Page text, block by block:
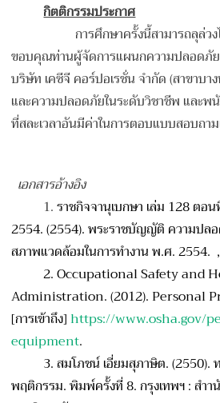
กิตติกรรมประกาศ
การศึกษาครั้งนี้สามารถลุล่ว
ขอบคุณท่านผู้จัดการแผนกความปลอดภั
บริษัท เคซีจี คอร์ปอเรชั่น จำกัด (สาขาบา
และความปลอดภัยในระดับวิชาชีพ และพ
ที่สละเวลาอันมีค่าในการตอบแบบสอบถา
เอกสารอ้างอิง
1.ราชกิจจานุเบกษา เล่ม 128 ตอ
2554. (2554). พระราชบัญญัติ ความปล
สภาพแวดล้อมในการทํางาน พ.ศ. 2554.
2.Occupational Safety and
Administration. (2012). Personal
[การเข้าถึง]https://www.osha.gov/
equipment.
3.สมโภชน์ เอี่ยมสุภาษิต. (2550).
พฤติกรรม. พิมพ์ครั้งที่ 8. กรุงเทพฯ : สำ